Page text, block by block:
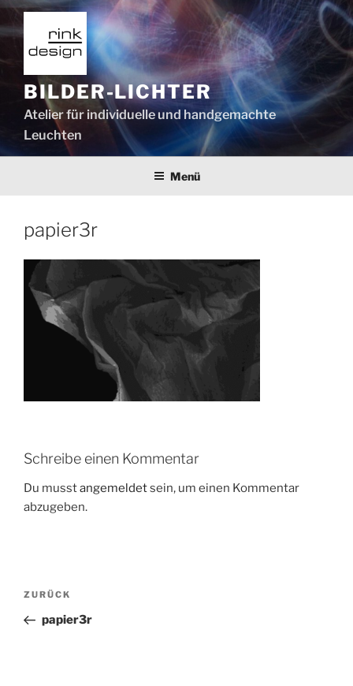
Zum
Inhalt
springen
BILDER-LICHTER
Atelier für individuelle und handgemachte
Leuchten
Menü
papier3r
Schreibe einen Kommentar
Du musstangemeldetsein, um einen Kommentar
abzugeben.
Beitragsnavigation
Vorheriger
Beitrag
ZURÜCK
papier3r